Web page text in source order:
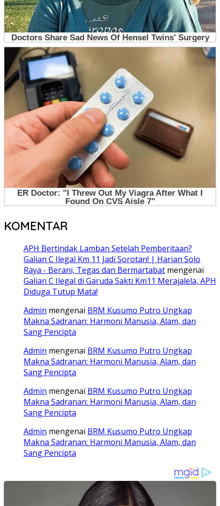
KOMENTAR
APH Bertindak Lamban Setelah Pemberitaan?
Galian C Ilegal Km 11 Jadi Sorotan! | Harian Solo
Raya - Berani, Tegas dan Bermartabat mengenai
Galian C Ilegal di Garuda Sakti Km11 Merajalela, APH
Diduga Tutup Mata!
Admin mengenai BRM Kusumo Putro Ungkap
Makna Sadranan: Harmoni Manusia, Alam, dan
Sang Pencipta
Admin mengenai BRM Kusumo Putro Ungkap
Makna Sadranan: Harmoni Manusia, Alam, dan
Sang Pencipta
Admin mengenai BRM Kusumo Putro Ungkap
Makna Sadranan: Harmoni Manusia, Alam, dan
Sang Pencipta
Admin mengenai BRM Kusumo Putro Ungkap
Makna Sadranan: Harmoni Manusia, Alam, dan
Sang Pencipta